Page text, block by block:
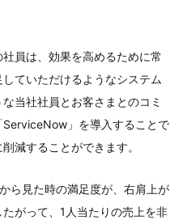
員は、効果を高めるために常
ていただけるようなシステム
当社社員とお客さまとのコミ
ServiceNow」を導入することで
減することができます。
ら見た時の満足度が、右肩上が
がって、1人当たりの売上を非